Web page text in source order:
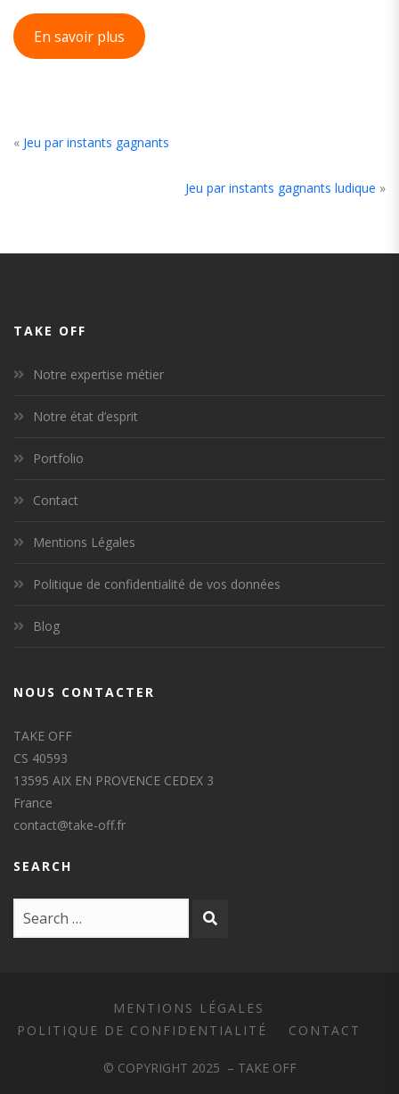
En savoir plus
« Jeu par instants gagnants
Jeu par instants gagnants ludique »
TAKE OFF
Notre expertise métier
Notre état d’esprit
Portfolio
Contact
Mentions Légales
Politique de confidentialité de vos données
Blog
NOUS CONTACTER
TAKE OFF
CS 40593
13595 AIX EN PROVENCE CEDEX 3
France
contact@take-off.fr
SEARCH
MENTIONS LÉGALES
POLITIQUE DE CONFIDENTIALITÉ
CONTACT
© COPYRIGHT 2025 – TAKE OFF